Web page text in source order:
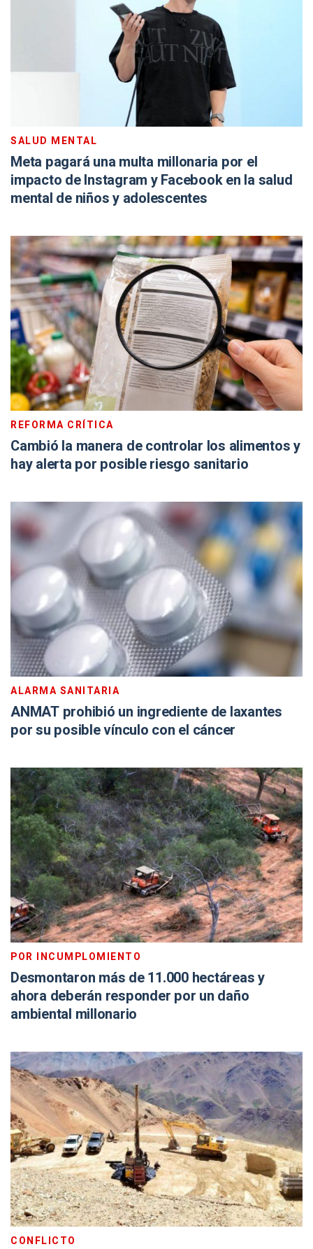
SALUD MENTAL
Meta pagará una multa millonaria por el
impacto de Instagram y Facebook en la salud
mental de niños y adolescentes
REFORMA CRÍTICA
Cambió la manera de controlar los alimentos y
hay alerta por posible riesgo sanitario
ALARMA SANITARIA
ANMAT prohibió un ingrediente de laxantes
por su posible vínculo con el cáncer
POR INCUMPLOMIENTO
Desmontaron más de 11.000 hectáreas y
ahora deberán responder por un daño
ambiental millonario
CONFLICTO